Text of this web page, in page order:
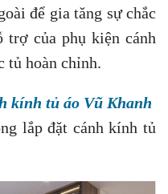
để gia tăng sự chắc
trợ của phụ kiện cánh
tủ hoàn chỉnh.
kính tủ áo Vũ Khanh
lắp đặt cánh kính tủ